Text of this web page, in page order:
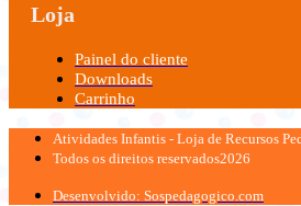
Loja
Painel do cliente
Downloads
Carrinho
Atividades Infantis - Loja de Recursos
Todos os direitos reservados2026
Desenvolvido: Sospedagogico.com